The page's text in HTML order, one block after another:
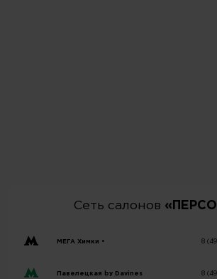
Сеть салонов
МЕГА Химки • 8
Павелецкая by Davines 8